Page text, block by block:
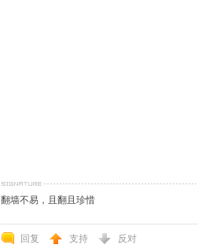
翻墙不易，且翻且珍惜
回复 支持 反对